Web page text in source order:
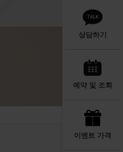
상담하기
예약 및 조회
이벤트 가격